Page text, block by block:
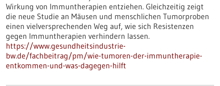
Wirkung von Immuntherapien entziehen. Gleichzeitig zeigt
die neue Studie an Mäusen und menschlichen Tumorproben
einen vielversprechenden Weg auf, wie sich Resistenzen
gegen Immuntherapien verhindern lassen.
https://www.gesundheitsindustrie-
bw.de/fachbeitrag/pm/wie-tumoren-der-immuntherapie-
entkommen-und-was-dagegen-hilft